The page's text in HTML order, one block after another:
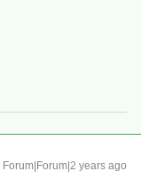
Forum|Forum|2 years ago